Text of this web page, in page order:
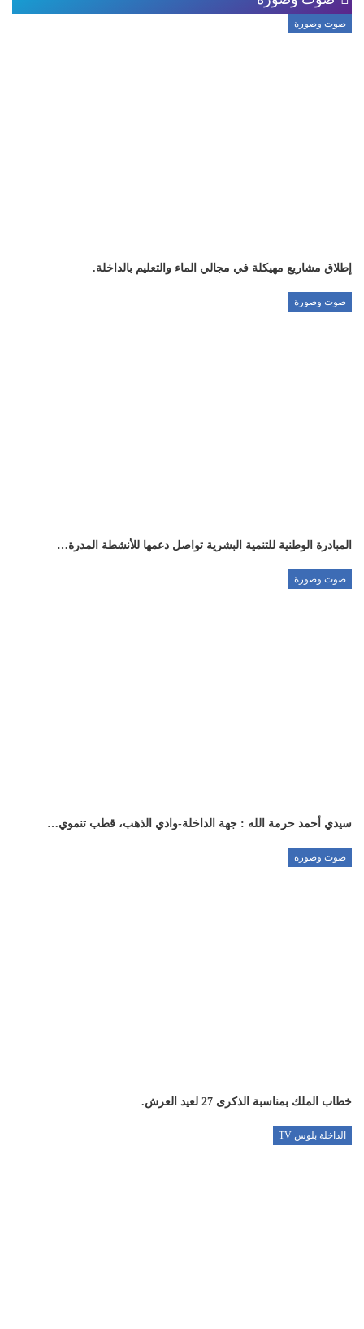
صوت وصورة
إطلاق مشاريع مهيكلة في مجالي الماء والتعليم بالداخلة.
صوت وصورة
المبادرة الوطنية للتنمية البشرية تواصل دعمها للأنشطة المدرة…
صوت وصورة
سيدي أحمد حرمة الله : جهة الداخلة-وادي الذهب، قطب تنموي…
صوت وصورة
خطاب الملك بمناسبة الذكرى 27 لعيد العرش.
الداخلة بلوس TV